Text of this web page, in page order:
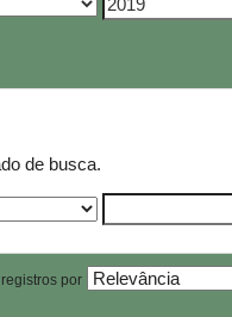
de busca.
por